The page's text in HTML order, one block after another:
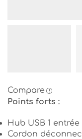
Compare
Points forts :
Hub USB 1 entrée
Cordon